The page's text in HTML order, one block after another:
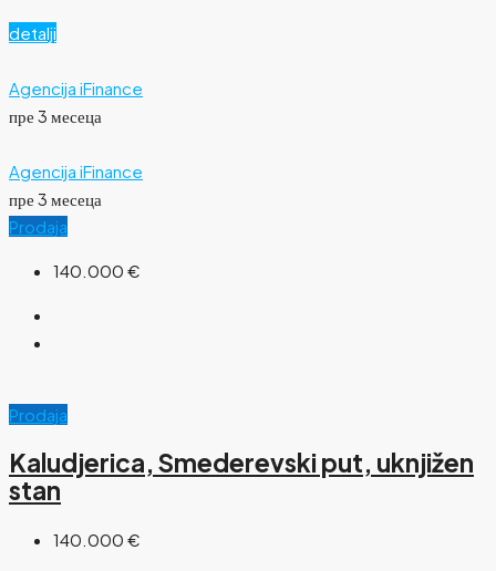
detalji
Agencija iFinance
пре 3 месеца
Agencija iFinance
пре 3 месеца
Prodaja
140.000 €
Prodaja
Kaludjerica, Smederevski put, uknjižen
stan
140.000 €